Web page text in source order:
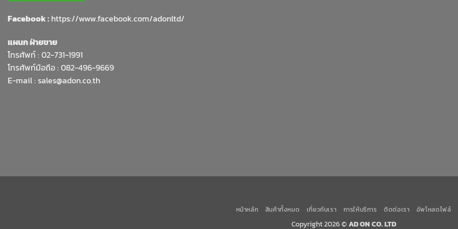
Facebook : https://www.facebook.com/adonltd/
แผนก ฝ่ายขาย
โทรศัพท์ : 02-731-1991
โทรศัพท์มือถือ : 082-496-9669
E-mail : sales@adon.co.th
หน้าหลัก สินค้าทั้งหมด เกี่ยวกับเรา การให้บริการ ติดต่อเรา อัพโหลดไฟล์
Copyright 2026 ©AD ON CO. LTD